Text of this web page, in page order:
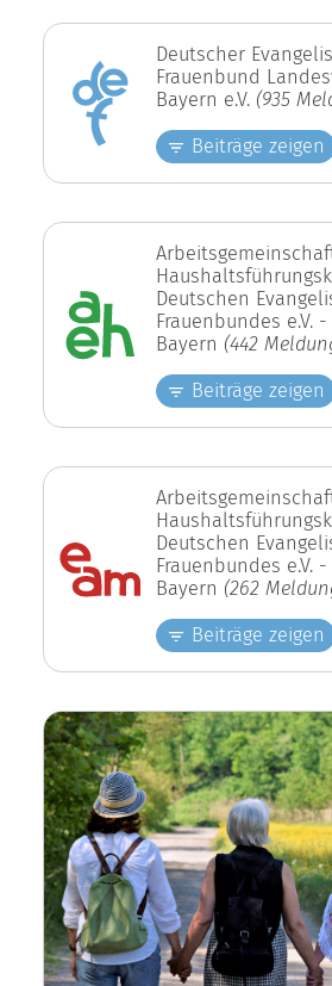
Deutscher
Frauenbund
Bayern e.V. (935
Beiträge zeigen
Deutschen
Frauenbundes e.V.
Bayern (442
Beiträge zeigen
Deutschen
Frauenbundes e.V.
Bayern (262
Beiträge zeigen